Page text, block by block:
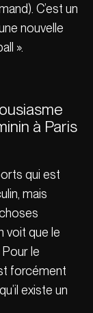
C’est un
nouvelle
».
à Paris
qui est
mais
voit que le
le
forcément
existe un